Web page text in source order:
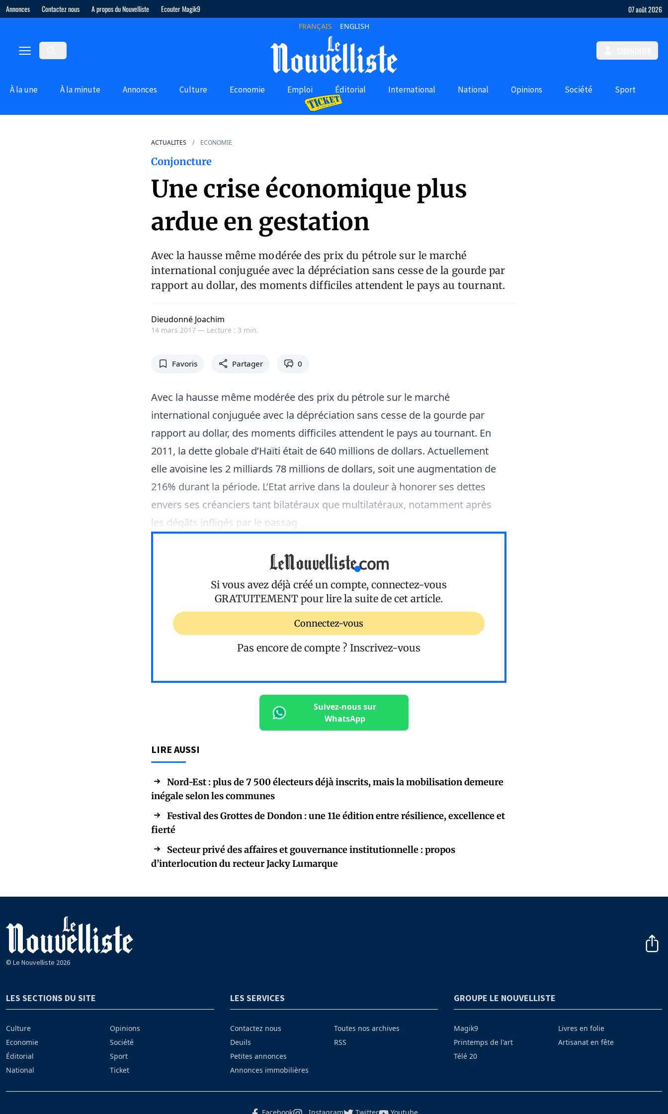
Annonces Contactez nous A propos du Nouvelliste Ecouter Magik9 07 août 2026
FRANÇAIS ENGLISH
À la une À la minute Annonces Culture Economie Emploi Éditorial International National Opinions Société Sport
ACTUALITES ECONOMIE
Conjoncture
Une crise économique plus
ardue en gestation
Avec la hausse même modérée des prix du pétrole sur le marché
international conjuguée avec la dépréciation sans cesse de la gourde par
rapport au dollar, des moments difficiles attendent le pays au tournant.
Dieudonné Joachim
14 mars 2017 — Lecture : 3 min.
Favoris Partager 0
Avec la hausse même modérée des prix du pétrole sur le marché
international conjuguée avec la dépréciation sans cesse de la gourde par
rapport au dollar, des moments difficiles attendent le pays au tournant. En
2011, la dette globale d’Haïti était de 640 millions de dollars. Actuellement
elle avoisine les 2 milliards 78 millions de dollars, soit une augmentation de
216% durant la période. L’Etat arrive dans la douleur à honorer ses dettes
envers ses créanciers tant bilatéraux que multilatéraux, notamment après
les dégâts infligés par le passag
Si vous avez déjà créé un compte, connectez-vous
GRATUITEMENT pour lire la suite de cet article.
Connectez-vous
Pas encore de compte ? Inscrivez-vous
Suivez-nous sur
WhatsApp
LIRE AUSSI
Nord-Est : plus de 7 500 électeurs déjà inscrits, mais la mobilisation demeure
inégale selon les communes
Festival des Grottes de Dondon : une 11e édition entre résilience, excellence et
fierté
Secteur privé des affaires et gouvernance institutionnelle : propos
d’interlocution du recteur Jacky Lumarque
© Le Nouvelliste 2026
LES SECTIONS DU SITE
Culture
Economie
Éditorial
National
Opinions
Société
Sport
Ticket
LES SERVICES
Contactez nous
Deuils
Petites annonces
Annonces immobilières
Toutes nos archives
RSS
GROUPE LE NOUVELLISTE
Magik9
Printemps de l'art
Télé 20
Livres en folie
Artisanat en fête